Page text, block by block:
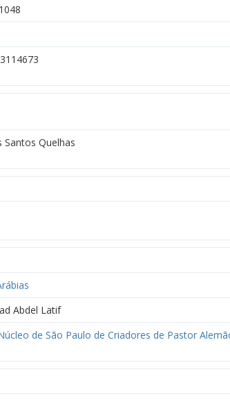
Santos Quelhas
Abdel Latif
de São Paulo de Criadores de Pastor